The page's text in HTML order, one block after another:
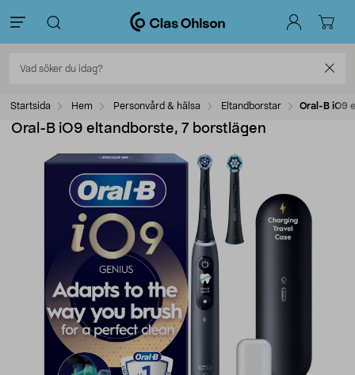
Startsida Hem Personvård & hälsa Eltandborstar Oral-B iO9
Oral-B iO9 eltandborste, 7 borstlägen